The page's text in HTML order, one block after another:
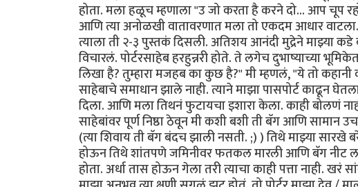
होता. मला हळूच म्हणाला "उ जो करता है करने दो... आप चूप
आणि त्या अनोळखी वातावरणात मला तो एकदम आधार
त्याला ती २-३ पुस्तकं दिसली. अतिशय आनंदी मुद्रेने माझ्या
विचारलं. पोर्टरसाहेब हरहुन्नरी होते. ते लगेच दुभाष्याच्या
लिखा है? तुम्हारा मजहब का कुछ है?" मी म्हणलं, "ये तो
साहेबाचे समाधान झाले नाही. त्याने माझा पासपोर्ट काढून
दिला. आणि मला तिथनं फुटायचा इशारा केला. काही बोलणं
साहेबांवर पूर्ण निष्ठा ठेवून मी कशी बशी ती बॅग आणि
(त्या शिवाय ती बॅग बंदच झाली नसती. ;) ) तिथे माझ्या
होऊन तिथे शांतपणे जमिनीवर फतकल मारली आणि बॅग नीट
होता. अर्धा तास होऊन गेला तरी त्याचा काही पत्ता नाही.